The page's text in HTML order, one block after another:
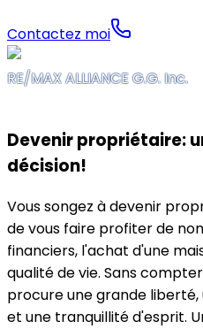
Contactez moi
RE/MAX ALLIANCE G.G. Inc.
Devenir propriétaire:
décision!
Vous songez à devenir
de vous faire profiter de
financiers, l'achat d'une
qualité de vie. Sans
procure une grande
et une tranquillité d'esprit.